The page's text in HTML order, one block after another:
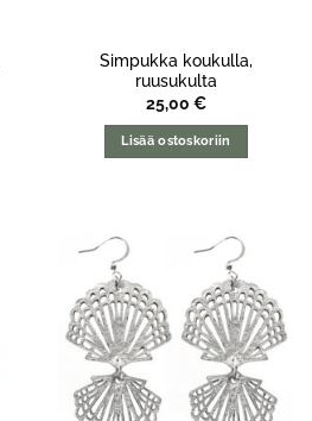
Simpukka koukulla,
ruusukulta
25,00 €
Lisää ostoskoriin